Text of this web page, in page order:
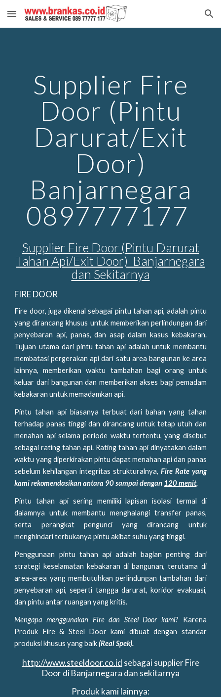
Skip to main content Skip to navigation
Supplier Fire
Door (Pintu
Darurat/Exit
Door)
Banjarnegara
0897777177
Supplier Fire Door (Pintu Darurat
Tahan Api/Exit Door) Banjarnegara
dan Sekitarnya
FIRE DOOR
Fire door, juga dikenal sebagai pintu tahan api, adalah pintu
yang dirancang khusus untuk memberikan perlindungan dari
penyebaran api, panas, dan asap dalam kasus kebakaran.
Tujuan utama dari pintu tahan api adalah untuk membantu
membatasi pergerakan api dari satu area bangunan ke area
lainnya, memberikan waktu tambahan bagi orang untuk
keluar dari bangunan dan memberikan akses bagi pemadam
kebakaran untuk memadamkan api.
Pintu tahan api biasanya terbuat dari bahan yang tahan
terhadap panas tinggi dan dirancang untuk tetap utuh dan
menahan api selama periode waktu tertentu, yang disebut
sebagai rating tahan api. Rating tahan api dinyatakan dalam
waktu yang diperkirakan pintu dapat menahan api dan panas
sebelum kehilangan integritas strukturalnya, Fire Rate yang
kami rekomendasikan antara 90 sampai dengan 120 menit.
Pintu tahan api sering memiliki lapisan isolasi termal di
dalamnya untuk membantu menghalangi transfer panas,
serta perangkat pengunci yang dirancang untuk
menghindari terbukanya pintu akibat suhu yang tinggi.
Penggunaan pintu tahan api adalah bagian penting dari
strategi keselamatan kebakaran di bangunan, terutama di
area-area yang membutuhkan perlindungan tambahan dari
penyebaran api, seperti tangga darurat, koridor evakuasi,
dan pintu antar ruangan yang kritis.
Mengapa menggunakan Fire dan Steel Door kami? Karena
Produk Fire & Steel Door kami dibuat dengan standar
produksi khusus yang baik(Real Spek).
http://www.steeldoor.co.id sebagai supplier Fire
Door di Banjarnegara dan sekitarnya
Produk kami lainnya: